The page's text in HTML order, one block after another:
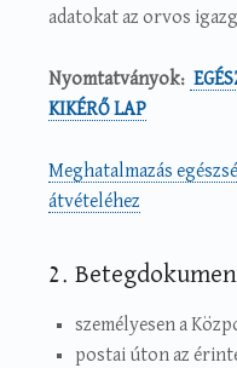
adatokat az orvos
Nyomtatványok:
KIKÉRŐ LAP
Meghatalmazás
átvételéhez
2.
személyesen a
postai úton az